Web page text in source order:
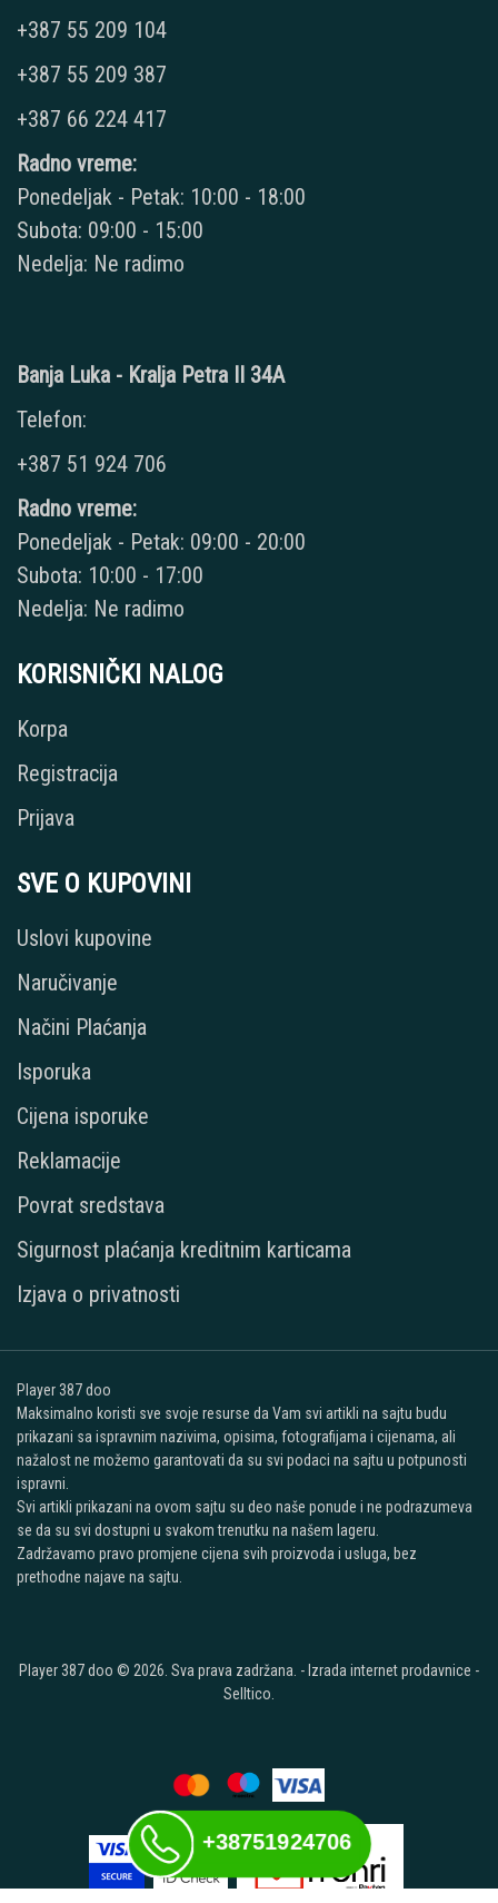
+387 55 209 104
+387 55 209 387
+387 66 224 417
Radno vreme:
Ponedeljak - Petak: 10:00 - 18:00
Subota: 09:00 - 15:00
Nedelja: Ne radimo
Banja Luka - Kralja Petra II 34A
Telefon:
+387 51 924 706
Radno vreme:
Ponedeljak - Petak: 09:00 - 20:00
Subota: 10:00 - 17:00
Nedelja: Ne radimo
KORISNIČKI NALOG
Korpa
Registracija
Prijava
SVE O KUPOVINI
Uslovi kupovine
Naručivanje
Načini Plaćanja
Isporuka
Cijena isporuke
Reklamacije
Povrat sredstava
Sigurnost plaćanja kreditnim karticama
Izjava o privatnosti
Player 387 doo
Maksimalno koristi sve svoje resurse da Vam svi artikli na sajtu budu
prikazani sa ispravnim nazivima, opisima, fotografijama i cijenama, ali
nažalost ne možemo garantovati da su svi podaci na sajtu u potpunosti
ispravni.
Svi artikli prikazani na ovom sajtu su deo naše ponude i ne podrazumeva
se da su svi dostupni u svakom trenutku na našem lageru.
Zadržavamo pravo promjene cijena svih proizvoda i usluga, bez
prethodne najave na sajtu.
Player 387 doo © 2026. Sva prava zadržana. - Izrada internet prodavnice -
Selltico.
+38751924706